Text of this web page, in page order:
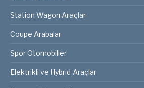
Station Wagon Araçlar
Coupe Arabalar
Spor Otomobiller
Elektrikli ve Hybrid Araçlar